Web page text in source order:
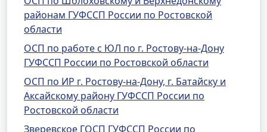
районам ГУФССП России по Ростовской
области
ОСП по работе с ЮЛ по г. Ростову-на-Дону
ГУФССП России по Ростовской области
ОСП по ИР г. Ростову-на-Дону, г. Батайску и
Аксайскому району ГУФССП России по
Ростовской области
Зверевское ГОСП ГУФССП России по